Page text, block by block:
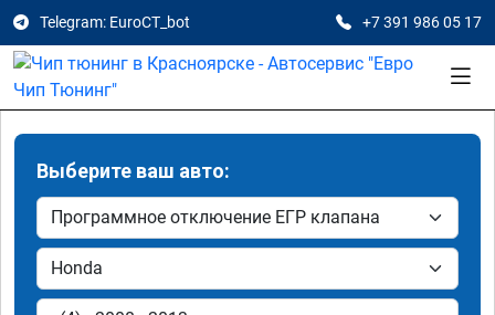
Telegram: EuroCT_bot +7 391 986 05 17
Выберите ваш авто: